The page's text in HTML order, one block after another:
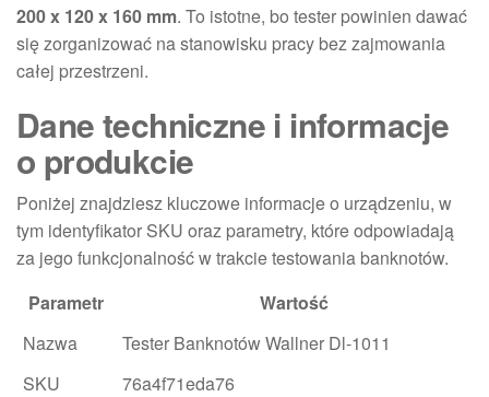
200 x 120 x 160 mm. To istotne, bo tester powinien dawać
się zorganizować na stanowisku pracy bez zajmowania
całej przestrzeni.
Dane techniczne i informacje
o produkcie
Poniżej znajdziesz kluczowe informacje o urządzeniu, w
tym identyfikator SKU oraz parametry, które odpowiadają
za jego funkcjonalność w trakcie testowania banknotów.
Parametr
Wartość
Nazwa
Tester Banknotów Wallner Dl-1011
SKU
76a4f71eda76